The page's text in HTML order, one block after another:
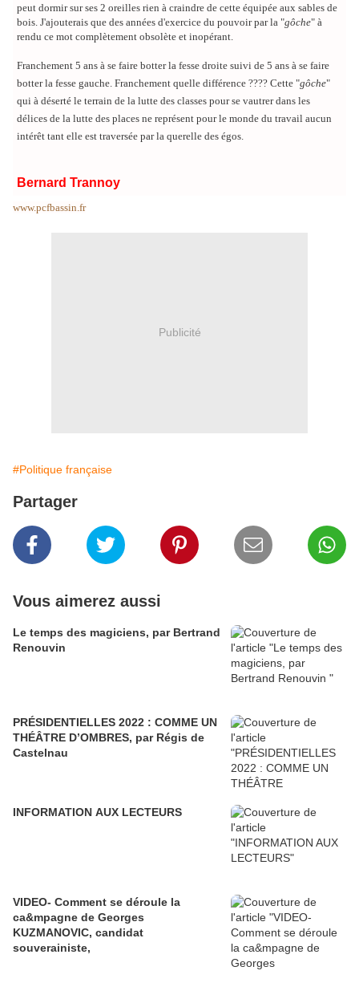
peut dormir sur ses 2 oreilles rien à craindre de cette équipée aux sables de
bois. J'ajouterais que des années d'exercice du pouvoir par la "gôche" à
rendu ce mot complètement obsolète et inopérant.
Franchement 5 ans à se faire botter la fesse droite suivi de 5 ans à se faire
botter la fesse gauche. Franchement quelle différence ???? Cette "gôche"
qui à déserté le terrain de la lutte des classes pour se vautrer dans les
délices de la lutte des places ne représent pour le monde du travail aucun
intérêt tant elle est traversée par la querelle des égos.
Bernard Trannoy
www.pcfbassin.fr
Publicité
#Politique française
Partager
Vous aimerez aussi
Le temps des magiciens, par Bertrand
Renouvin
PRÉSIDENTIELLES 2022 : COMME UN
THÉÂTRE D’OMBRES, par Régis de
Castelnau
INFORMATION AUX LECTEURS
VIDEO- Comment se déroule la
ca&mpagne de Georges
KUZMANOVIC, candidat
souverainiste,